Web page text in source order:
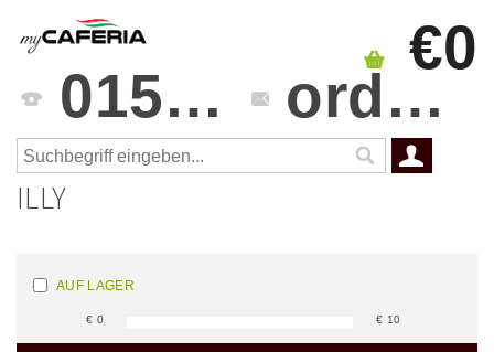
0151 4241 3459 orders@mycaferia.de
€0
ILLY
AUF LAGER
€0 € 10